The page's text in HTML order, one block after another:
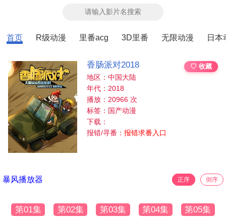
首页 R级动漫 里番acg 3D里番 无限动漫 日本
香肠派对2018
♡ 收藏
地区：中国大陆
年代：2018
播放：20966 次
标签：国产动漫
下载：
报错/寻番：报错求番入口
暴风播放器 正序 倒序
第01集 第02集 第03集 第04集 第05集